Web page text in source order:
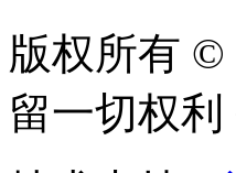
版权所有 ©
留一切权利